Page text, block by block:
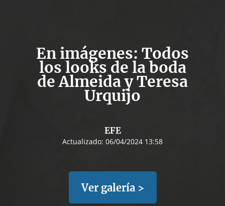
En imágenes: Todos
los looks de la boda
de Almeida y Teresa
Urquijo
EFE
Actualizado: 06/04/2024 13:58
Ver galería >